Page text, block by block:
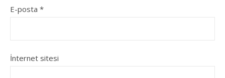
E-posta *
İnternet sitesi